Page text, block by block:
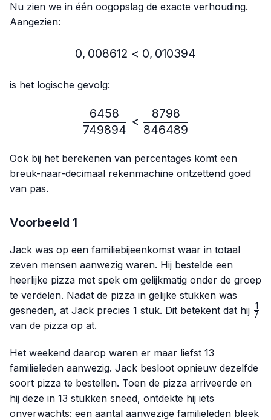
Nu zien we in één oogopslag de exacte verhouding.
Aangezien:
0,008612 < 0,010394
0, 008612 < 0, 010394
is het logische gevolg:
\frac{6458}{749894} <
749894
6458
<
846489
8798
Ook bij het berekenen van percentages komt een
breuk-naar-decimaal rekenmachine ontzettend goed
van pas.
Voorbeeld 1
Jack was op een familiebijeenkomst waar in totaal
zeven mensen aanwezig waren. Hij bestelde een
heerlijke pizza met spek om gelijkmatig onder de groep
te verdelen. Nadat de pizza in gelijke stukken was
gesneden, at Jack precies 1 stuk. Dit betekent dat hij 7
1
van de pizza op at.
Het weekend daarop waren er maar liefst 13
familieleden aanwezig. Jack besloot opnieuw dezelfde
soort pizza te bestellen. Toen de pizza arriveerde en
hij deze in 13 stukken sneed, ontdekte hij iets
onverwachts: een aantal aanwezige familieleden bleek